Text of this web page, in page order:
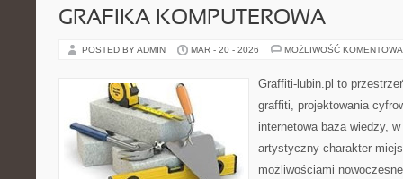
GRAFIKA KOMPUTEROWA
POSTED BY ADMIN MAR - 20 - 2026 MOŻLIWOŚĆ
Graffiti-lubin.pl to
graffiti, projektowania
internetowa baza wiedzy,
artystyczny charakter
możliwościami